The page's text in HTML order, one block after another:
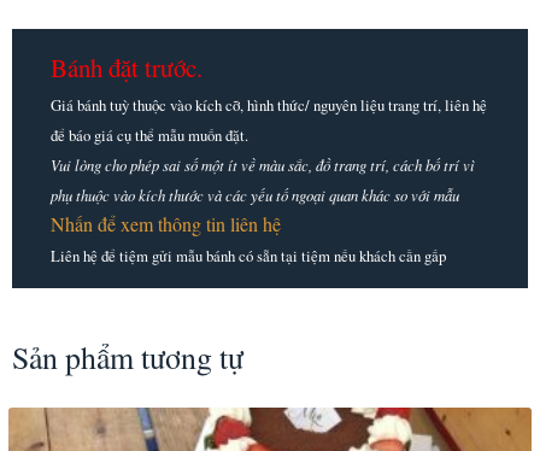
Bánh đặt trước.
Giá bánh tuỳ thuộc vào kích cỡ, hình thức/ nguyên liệu trang trí, liên hệ
để báo giá cụ thể mẫu muốn đặt.
Vui lòng cho phép sai số một ít về màu sắc, đồ trang trí, cách bố trí vì
phụ thuộc vào kích thước và các yếu tố ngoại quan khác so với mẫu
Nhấn để xem thông tin liên hệ
Liên hệ để tiệm gửi mẫu bánh có sẵn tại tiệm nếu khách cần gấp
Sản phẩm tương tự